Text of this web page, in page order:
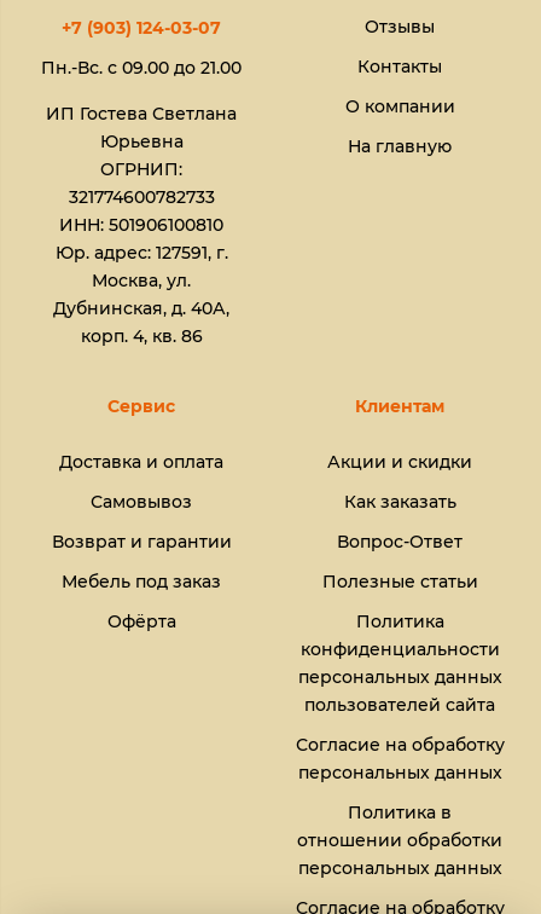
+7 (903) 124-03-07
Пн.-Вс. с 09.00 до 21.00
ИП Гостева Светлана
Юрьевна​
ОГРНИП:
321774600782733
ИНН: 501906100810
Юр. адрес: 127591, г.
Москва, ул.
Дубнинская, д. 40А,
корп. 4, кв. 86
Отзывы
Контакты
О компании
На главную
Сервис
Доставка и оплата
Самовывоз
Возврат и гарантии
Мебель под заказ
Офёрта
Клиентам
Акции и скидки
Как заказать
Вопрос-Ответ
Полезные статьи
Политика
конфиденциальности
персональных данных
пользователей сайта
Согласие на обработку
персональных данных
Политика в
отношении обработки
персональных данных
Согласие на обработку